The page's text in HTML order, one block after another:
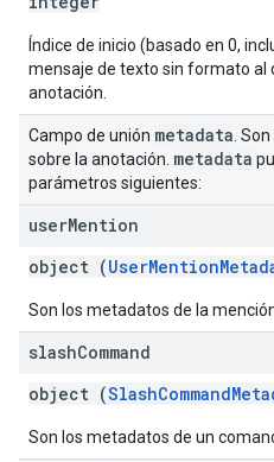
Índice de inicio (basado en 0,
mensaje de texto sin formato al
anotación.
Campo de unión metadata .
sobre la anotación. metadata
parámetros siguientes:
userMention
object (
Son los metadatos de la
slashCommand
object (
Son los metadatos de un